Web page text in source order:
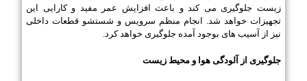
زیست جلوگیری می کند و باعث افزایش عمر مفید و کارایی این
تجهیزات خواهد شد. انجام منظم سرویس و شستشو قطعات داخلی
نیز از آسیب های بوجود آمده جلوگیری خواهد کرد.
جلوگیری از آلودگی هوا و محیط زیست